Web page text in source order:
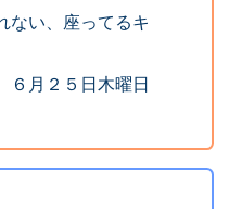
ない、座ってるキ
６月２５日木曜日